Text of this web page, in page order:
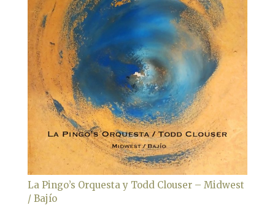
La Pingo’s Orquesta y Todd Clouser – Midwest
/ Bajío